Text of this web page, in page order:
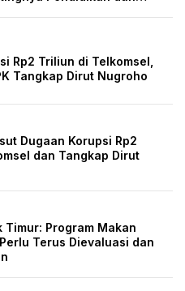
Rp2 Triliun di Telkomsel,
Tangkap Dirut Nugroho
Dugaan Korupsi Rp2
dan Tangkap Dirut
Timur: Program Makan
Terus Dievaluasi dan